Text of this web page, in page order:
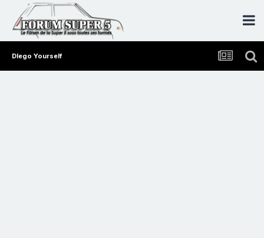
DIego Yourself